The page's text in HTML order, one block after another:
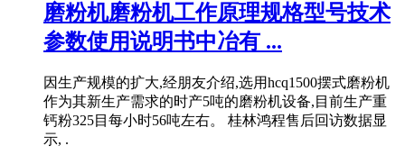
磨粉机磨粉机工作原理规格型号技术
参数使用说明书中冶有 ...
因生产规模的扩大,经朋友介绍,选用hcq1500摆式磨粉机
作为其新生产需求的时产5吨的磨粉机设备,目前生产重
钙粉325目每小时56吨左右。 桂林鸿程售后回访数据显
示, .